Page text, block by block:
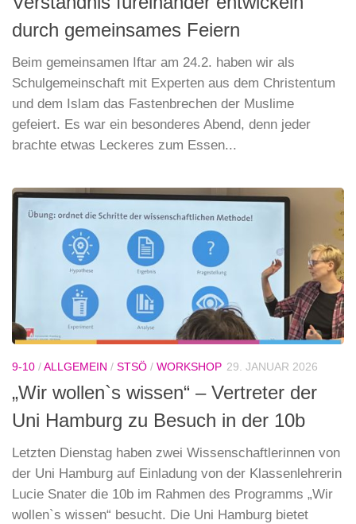
durch gemeinsames Feiern
Beim gemeinsamen Iftar am 24.2. haben wir als
Schulgemeinschaft mit Experten aus dem Christentum
und dem Islam das Fastenbrechen der Muslime
gefeiert. Es war ein besonderes Abend, denn jeder
brachte etwas Leckeres zum Essen...
9-10 /ALLGEMEIN / STSÖ / WORKSHOP 29. JANUAR 2026
„Wir wollen`s wissen“ – Vertreter der
Uni Hamburg zu Besuch in der 10b
Letzten Dienstag haben zwei Wissenschaftlerinnen von
der Uni Hamburg auf Einladung von der Klassenlehrerin
Lucie Snater die 10b im Rahmen des Programms „Wir
wollen`s wissen“ besucht. Die Uni Hamburg bietet